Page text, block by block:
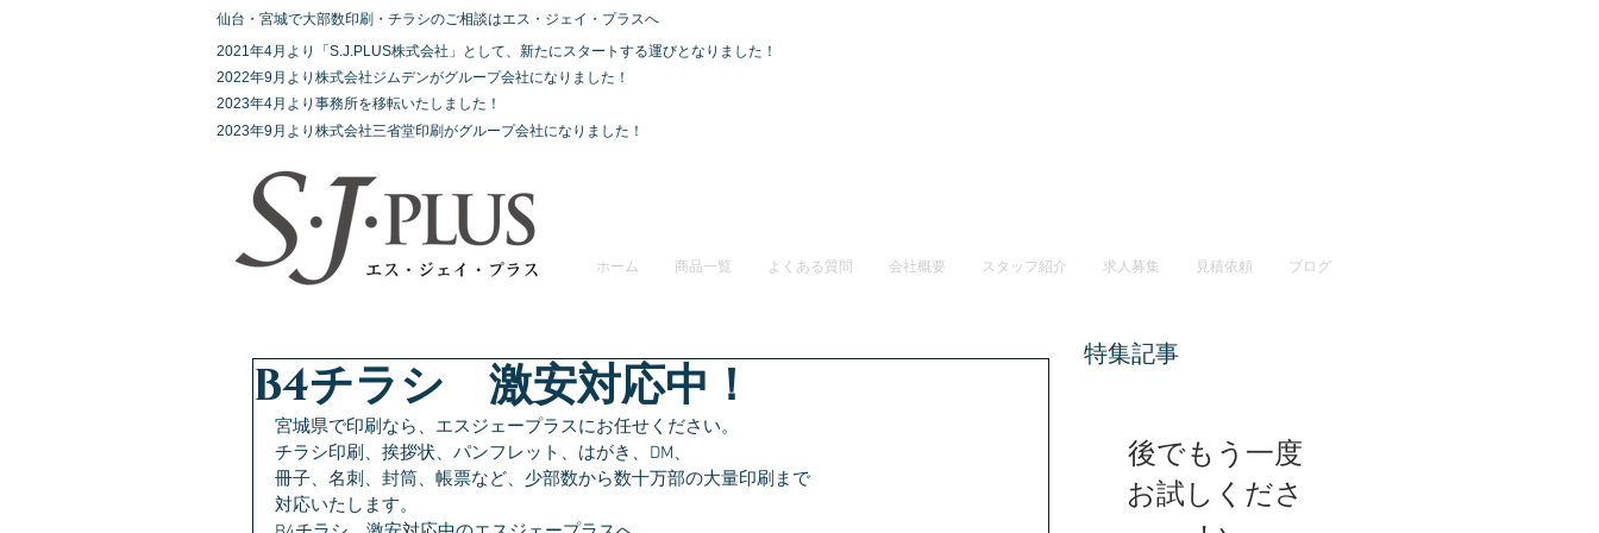
仙台・宮城で大部数印刷・チラシのご相談はエス・ジェイ・プラスへ
2021年4月より「S.J.PLUS株式会社」として、新たにスタートする運びとなりました！
2022年9月より株式会社ジムデンがグループ会社になりました！
2023年4月より事務所を移転いたしました！
2023年9月より株式会社三省堂印刷がグループ会社になりました！
ホーム 商品一覧 よくある質問 会社概要 スタッフ紹介 求人募集 見積依頼 ブログ
B4チラシ 激安対応中！
宮城県で印刷なら、エスジェープラスにお任せください。
チラシ印刷、挨拶状、パンフレット、はがき、DM、
冊子、名刺、封筒、帳票など、少部数から数十万部の大量印刷まで
対応いたします。
特集記事
後でもう一度
お試しくださ